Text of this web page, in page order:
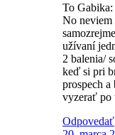
To Gabika:
No neviem
užívaní
2 balenia/
keď si pri
prospech
vyzerať po
Odpovedať